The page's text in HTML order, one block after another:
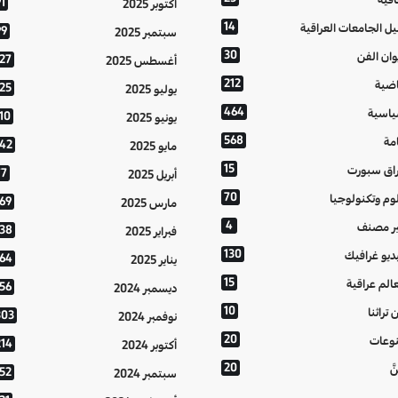
الجامعات العراقية 14
الفن 30
212
464
568
سبورت 15
وتكنولوجيا 70
مصنف 4
غرافيك 130
عراقية 15
تراثنا 10
20
20
أكتوبر 2025
سبتمبر 2025
أغسطس 2025
يوليو 2025
يونيو 2025
مايو 2025
أبريل 2025
مارس 2025
فبراير 2025
يناير 2025
ديسمبر 2024
نوفمبر 2024
أكتوبر 2024
سبتمبر 2024